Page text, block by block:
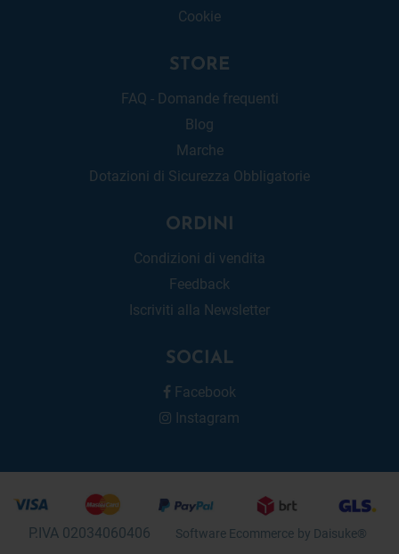
Cookie
STORE
FAQ - Domande frequenti
Blog
Marche
Dotazioni di Sicurezza Obbligatorie
ORDINI
Condizioni di vendita
Feedback
Iscriviti alla Newsletter
SOCIAL
Facebook
Instagram
P.IVA 02034060406 Software Ecommerce by Daisuke®